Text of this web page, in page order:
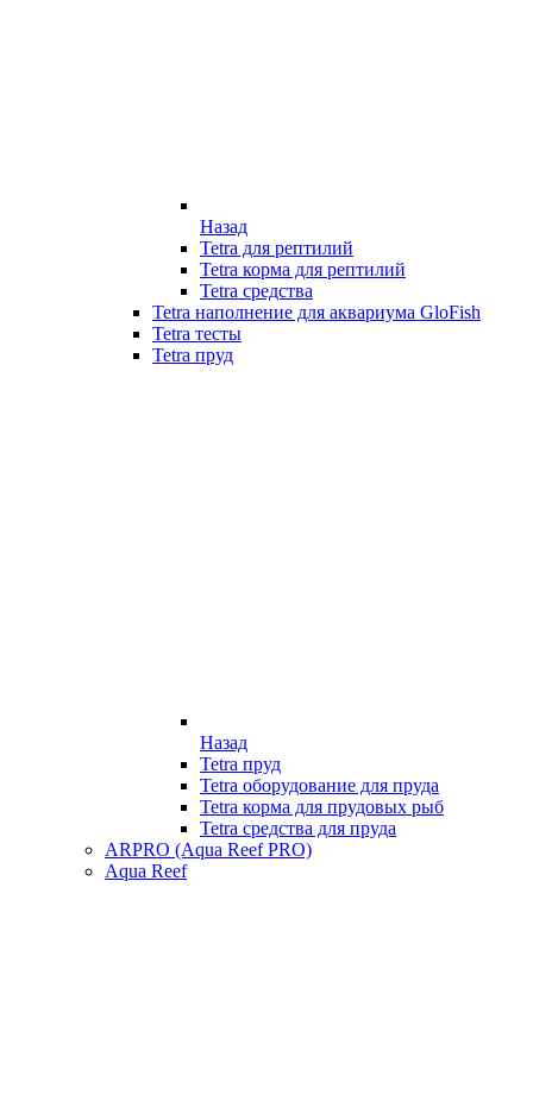
Назад
Tetra для рептилий
Tetra корма для рептилий
Tetra средства
Tetra наполнение для аквариума GloFish
Tetra тесты
Tetra пруд
Назад
Tetra пруд
Tetra оборудование для пруда
Tetra корма для прудовых рыб
Tetra средства для пруда
ARPRO (Aqua Reef PRO)
Aqua Reef